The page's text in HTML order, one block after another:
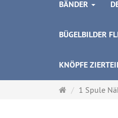
BÄNDER
BÜGELBILDER
KNÖPFE
Startseite
1 Spule